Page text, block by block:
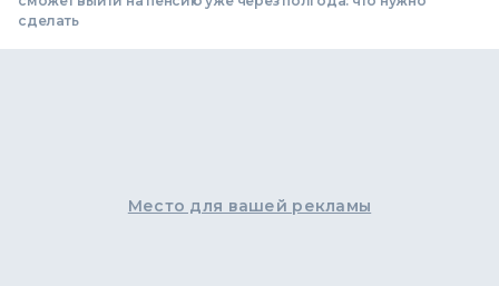
сделать
Место для вашей рекламы